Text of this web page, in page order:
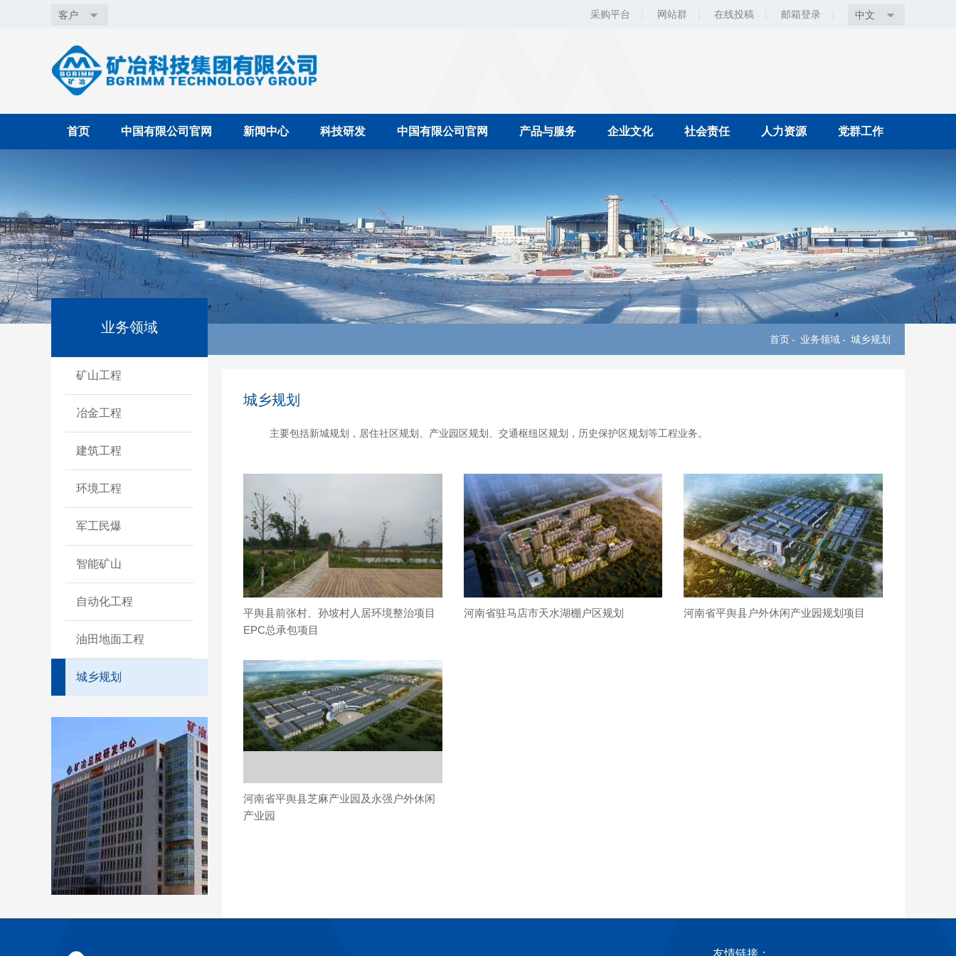
客户 采购平台 网站群 在线投稿 邮箱登录 中文
首页 中国有限公司官网 新闻中心 科技研发 中国有限公司官网 产品与服务 企业文化 社会责任 人力资源 党群工作
首页- 业务领域- 城乡规划
业务领域
矿山工程
冶金工程
建筑工程
环境工程
军工民爆
智能矿山
自动化工程
油田地面工程
城乡规划
城乡规划
主要包括新城规划，居住社区规划、产业园区规划、交通枢纽区规划，历史保护区规划等工程业务。
平舆县前张村、孙坡村人居环境整治项目
EPC总承包项目
河南省驻马店市天水湖棚户区规划 河南省平舆县户外休闲产业园规划项目
河南省平舆县芝麻产业园及永强户外休闲
产业园
友情链接：